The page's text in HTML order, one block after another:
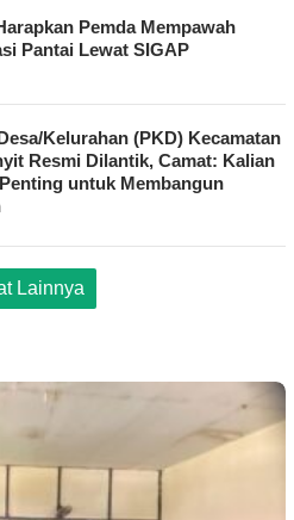
Pemda Mempawah
Pantai Lewat SIGAP
Kelurahan (PKD) Kecamatan
Resmi Dilantik, Camat: Kalian
untuk Membangun
Lainnya